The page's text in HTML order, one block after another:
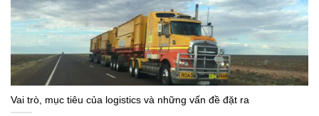
Vai trò, mục tiêu của logistics và những vấn đề đặt ra